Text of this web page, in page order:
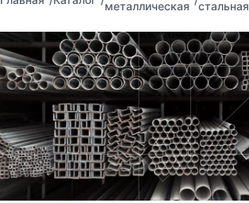
металлическая
стальная